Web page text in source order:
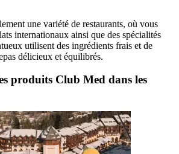
une variété de restaurants, où vous
internationaux ainsi que des spécialités
utilisent des ingrédients frais et de
délicieux et équilibrés.
produits Club Med dans les